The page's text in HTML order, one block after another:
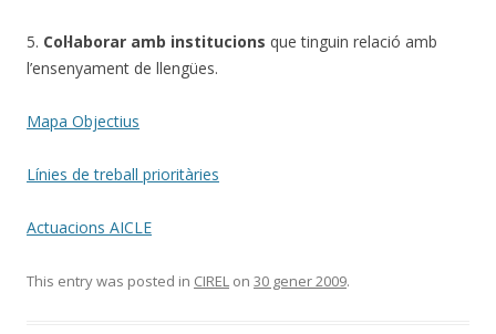
5. Col·laborar amb institucions que tinguin relació amb
l’ensenyament de llengües.
Mapa Objectius
Línies de treball prioritàries
Actuacions AICLE
This entry was posted in CIREL on 30 gener 2009.